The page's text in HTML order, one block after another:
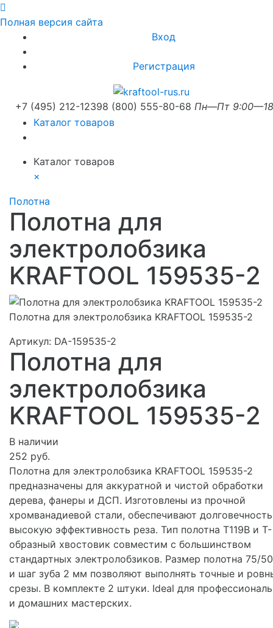
Полная версия сайта
Вход
Регистрация
+7 (495) 212-12398 (800) 555-80-68 Пн—Пт
Каталог товаров
Каталог товаров
×
Полотна
Полотна для
электролобзика
KRAFTOOL 159535-2
Полотна для электролобзика KRAFTOOL 159535-2
Артикул: DA-159535-2
Полотна для
электролобзика
KRAFTOOL 159535-2
В наличии
252 руб.
Полотна для электролобзика KRAFTOOL 159535-2
предназначены для аккуратной и чистой обработки
дерева, фанеры и ДСП. Изготовлены из прочной
хромванадиевой стали, обеспечивают
высокую эффективность реза. Тип полотна T119B и Т-
образный хвостовик совместим с большинством
стандартных электролобзиков. Размер полотна 75/
и шаг зуба 2 мм позволяют выполнять точные и
срезы. В комплекте 2 штуки. Ideal для
и домашних мастерских.